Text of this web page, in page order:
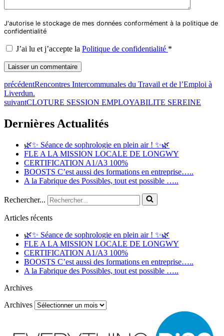
J'autorise le stockage de mes données conformément à la politique de
confidentialité
J’ai lu et j’accepte la Politique de confidentialité *
précédentRencontres Intercommunales du Travail et de l’Emploi à
Liverdun.
suivantCLOTURE SESSION EMPLOYABILITE SEREINE
Dernières Actualités
🌿✨ Séance de sophrologie en plein air ! ✨🌿
FLE A LA MISSION LOCALE DE LONGWY
CERTIFICATION A1/A3 100%
BOOSTS C’est aussi des formations en entreprise…..
A la Fabrique des Possibles, tout est possible …..
Rechercher...
Articles récents
🌿✨ Séance de sophrologie en plein air ! ✨🌿
FLE A LA MISSION LOCALE DE LONGWY
CERTIFICATION A1/A3 100%
BOOSTS C’est aussi des formations en entreprise…..
A la Fabrique des Possibles, tout est possible …..
Archives
Archives